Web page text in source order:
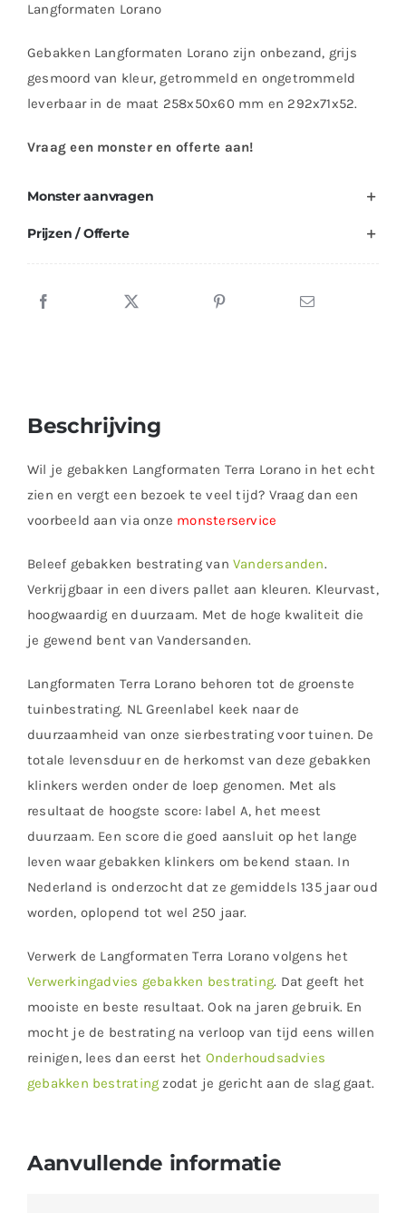
Langformaten Lorano
Gebakken Langformaten Lorano zijn onbezand, grijs
gesmoord van kleur, getrommeld en ongetrommeld
leverbaar in de maat 258x50x60 mm en 292x71x52.
Vraag een monster en offerte aan!
Monster aanvragen
Prijzen / Offerte
Beschrijving
Wil je gebakken Langformaten Terra Lorano in het echt
zien en vergt een bezoek te veel tijd? Vraag dan een
voorbeeld aan via onze monsterservice
Beleef gebakken bestrating van Vandersanden.
Verkrijgbaar in een divers pallet aan kleuren. Kleurvast,
hoogwaardig en duurzaam. Met de hoge kwaliteit die
je gewend bent van Vandersanden.
Langformaten Terra Lorano behoren tot de groenste
tuinbestrating. NL Greenlabel keek naar de
duurzaamheid van onze sierbestrating voor tuinen. De
totale levensduur en de herkomst van deze gebakken
klinkers werden onder de loep genomen. Met als
resultaat de hoogste score: label A, het meest
duurzaam. Een score die goed aansluit op het lange
leven waar gebakken klinkers om bekend staan. In
Nederland is onderzocht dat ze gemiddels 135 jaar oud
worden, oplopend tot wel 250 jaar.
Verwerk de Langformaten Terra Lorano volgens het
Verwerkingadvies gebakken bestrating. Dat geeft het
mooiste en beste resultaat. Ook na jaren gebruik. En
mocht je de bestrating na verloop van tijd eens willen
reinigen, lees dan eerst het Onderhoudsadvies
gebakken bestrating zodat je gericht aan de slag gaat.
Aanvullende informatie